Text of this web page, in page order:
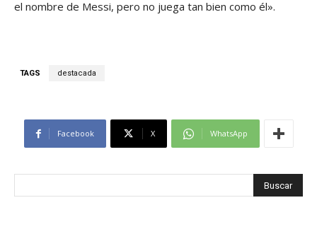
el nombre de Messi, pero no juega tan bien como él».
TAGS destacada
Facebook X WhatsApp